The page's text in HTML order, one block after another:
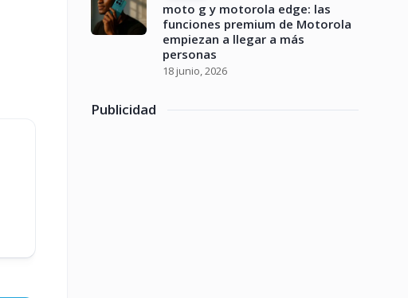
moto g y motorola edge: las
funciones premium de Motorola
empiezan a llegar a más
personas
18 junio, 2026
Publicidad